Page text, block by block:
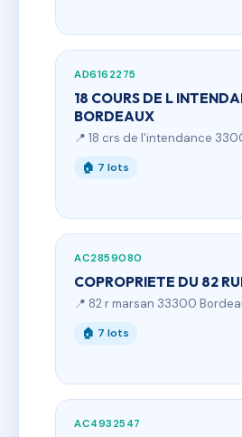
AD6162275
18 COURS DE L
BORDEAUX
📍 18 crs de l'intendance
🏠 7 lots
AC2859080
COPROPRIETE DU 82
📍 82 r marsan 33300
🏠 7 lots
AC4932547